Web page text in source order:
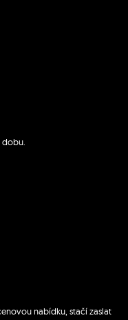
nabídku, stačí zaslat